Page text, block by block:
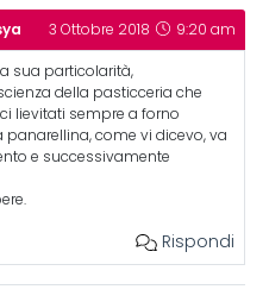
3 Ottobre 2018 9:20 am
sua particolarità,
della pasticceria che
lievitati sempre a forno
panarellina, come vi dicevo, va
e successivamente
Rispondi